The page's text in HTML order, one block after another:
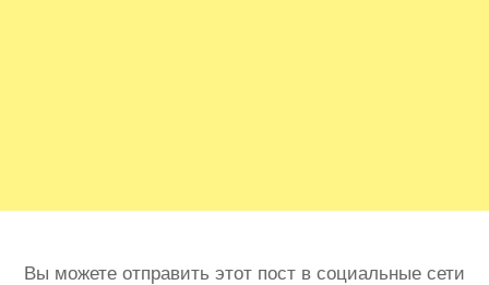
Вы можете отправить этот пост в социальные сети